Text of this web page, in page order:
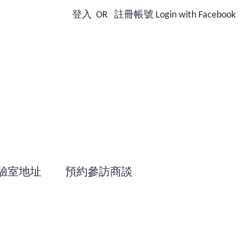
登入 OR 註冊帳號 Login with Facebook
室地址 預約參訪商談